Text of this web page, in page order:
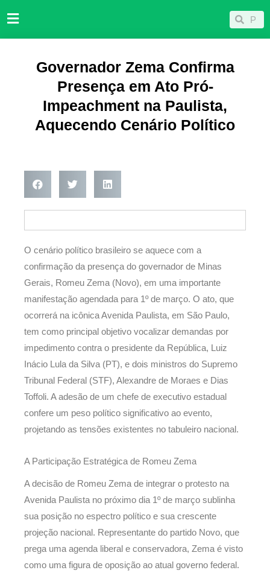
para
Pesquisar
Governador Zema Confirma
Presença em Ato Pró-
Impeachment na Paulista,
Aquecendo Cenário Político
O cenário político brasileiro se aquece com a
confirmação da presença do governador de Minas
Gerais, Romeu Zema (Novo), em uma importante
manifestação agendada para 1º de março. O ato, que
ocorrerá na icônica Avenida Paulista, em São Paulo,
tem como principal objetivo vocalizar demandas por
impedimento contra o presidente da República, Luiz
Inácio Lula da Silva (PT), e dois ministros do Supremo
Tribunal Federal (STF), Alexandre de Moraes e Dias
Toffoli. A adesão de um chefe de executivo estadual
confere um peso político significativo ao evento,
projetando as tensões existentes no tabuleiro nacional.
A Participação Estratégica de Romeu Zema
A decisão de Romeu Zema de integrar o protesto na
Avenida Paulista no próximo dia 1º de março sublinha
sua posição no espectro político e sua crescente
projeção nacional. Representante do partido Novo, que
prega uma agenda liberal e conservadora, Zema é visto
como uma figura de oposição ao atual governo federal.